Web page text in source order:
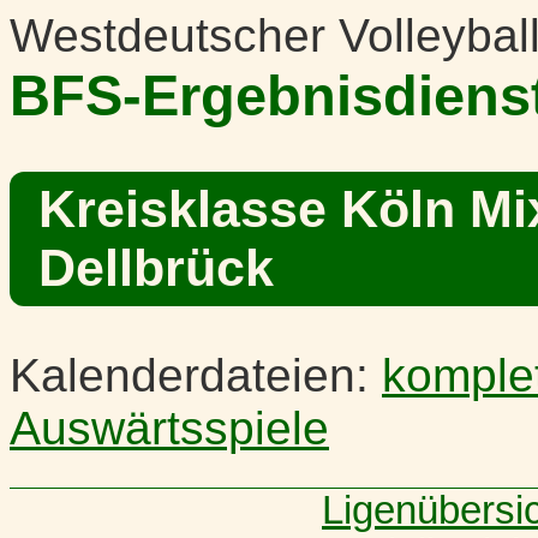
Westdeutscher
BFS-
Kreisklasse Köln
Dellbrück
Kalenderdateien:
Auswärtsspiele